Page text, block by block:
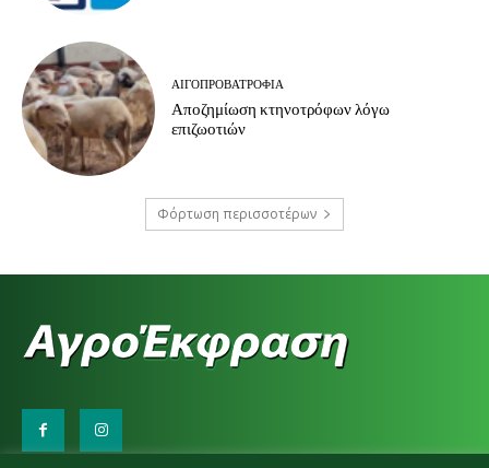
ΑΙΓΟΠΡΟΒΑΤΡΟΦΊΑ
Αποζημίωση κτηνοτρόφων λόγω
επιζωοτιών
Φόρτωση περισσοτέρων